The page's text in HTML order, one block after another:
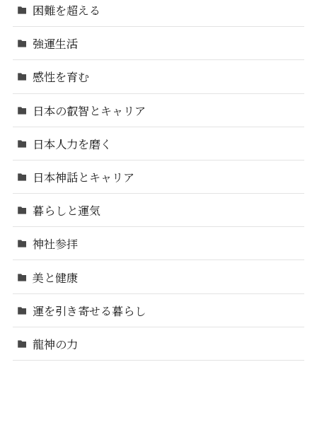
困難を超える
強運生活
感性を育む
日本の叡智とキャリア
日本人力を磨く
日本神話とキャリア
暮らしと運気
神社参拝
美と健康
運を引き寄せる暮らし
龍神の力